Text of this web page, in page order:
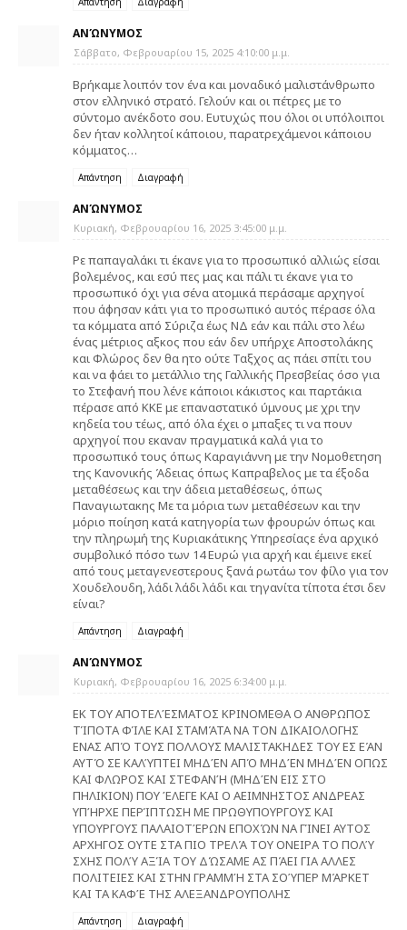
ΑΝΏΝΥΜΟΣ
Σάββατο, Φεβρουαρίου 15, 2025 4:10:00 μ.μ.
Βρήκαμε λοιπόν τον ένα και μοναδικό μαλιστάνθρωπο
στον ελληνικό στρατό. Γελούν και οι πέτρες με το
σύντομο ανέκδοτο σου. Ευτυχώς που όλοι οι υπόλοιποι
δεν ήταν κολλητοί κάποιου, παρατρεχάμενοι κάποιου
κόμματος…
Απάντηση Διαγραφή
ΑΝΏΝΥΜΟΣ
Κυριακή, Φεβρουαρίου 16, 2025 3:45:00 μ.μ.
Ρε παπαγαλάκι τι έκανε για το προσωπικό αλλιώς είσαι
βολεμένος, και εσύ πες μας και πάλι τι έκανε για το
προσωπικό όχι για σένα ατομικά περάσαμε αρχηγοί
που άφησαν κάτι για το προσωπικό αυτός πέρασε όλα
τα κόμματα από Σύριζα έως ΝΔ εάν και πάλι στο λέω
ένας μέτριος αξκος που εάν δεν υπήρχε Αποστολάκης
και Φλώρος δεν θα ητο ούτε Ταξχος ας πάει σπίτι του
και να φάει το μετάλλιο της Γαλλικής Πρεσβείας όσο για
το Στεφανή που λένε κάποιοι κάκιστος και παρτάκια
πέρασε από ΚΚΕ με επαναστατικό ύμνους με χρι την
κηδεία του τέως, από όλα έχει ο μπαξες τι να πουν
αρχηγοί που εκαναν πραγματικά καλά για το
προσωπικό τους όπως Καραγιάννη με την Νομοθετηση
της Κανονικής Άδειας όπως Καπραβελος με τα έξοδα
μεταθέσεως και την άδεια μεταθέσεως, όπως
Παναγιωτακης Με τα μόρια των μεταθέσεων και την
μόριο ποίηση κατά κατηγορία των φρουρών όπως και
την πληρωμή της Κυριακάτικης Υπηρεσίαςε ένα αρχικό
συμβολικό πόσο των 14 Ευρώ για αρχή και έμεινε εκεί
από τους μεταγενεστερους ξανά ρωτάω τον φίλο για τον
Χουδελουδη, λάδι λάδι λάδι και τηγανίτα τίποτα έτσι δεν
είναι?
Απάντηση Διαγραφή
ΑΝΏΝΥΜΟΣ
Κυριακή, Φεβρουαρίου 16, 2025 6:34:00 μ.μ.
ΕΚ ΤΟΥ ΑΠΟΤΕΛΈΣΜΑΤΟΣ ΚΡΙΝΟΜΕΘΑ Ο ΑΝΘΡΩΠΟΣ
ΤΊΠΟΤΑ ΦΊΛΕ ΚΑΙ ΣΤΑΜΆΤΑ ΝΑ ΤΟΝ ΔΙΚΑΙΟΛΟΓΗΣ
ΕΝΑΣ ΑΠΌ ΤΟΥΣ ΠΟΛΛΟΥΣ ΜΑΛΙΣΤΑΚΗΔΕΣ ΤΟΥ ΕΣ ΕΆΝ
ΑΥΤΌ ΣΕ ΚΑΛΎΠΤΕΙ ΜΗΔΈΝ ΑΠΌ ΜΗΔΈΝ ΜΗΔΈΝ ΟΠΩΣ
ΚΑΙ ΦΛΩΡΟΣ ΚΑΙ ΣΤΕΦΑΝΉ (ΜΗΔΈΝ ΕΙΣ ΣΤΟ
ΠΗΛΙΚΙΟΝ) ΠΟΥ ΈΛΕΓΕ ΚΑΙ Ο ΑΕΙΜΝΗΣΤΟΣ ΑΝΔΡΕΑΣ
ΥΠΉΡΧΕ ΠΕΡΊΠΤΩΣΗ ΜΕ ΠΡΩΘΥΠΟΥΡΓΟΥΣ ΚΑΙ
ΥΠΟΥΡΓΟΥΣ ΠΑΛΑΙΟΤΈΡΩΝ ΕΠΟΧΏΝ ΝΑ ΓΊΝΕΙ ΑΥΤΟΣ
ΑΡΧΗΓΟΣ ΟΥΤΕ ΣΤΑ ΠΙΟ ΤΡΕΛΆ ΤΟΥ ΟΝΕΙΡΑ ΤΟ ΠΟΛΎ
ΣΧΗΣ ΠΟΛΎ ΑΞΊΑ ΤΟΥ ΔΏΣΑΜΕ ΑΣ ΠΆΕΙ ΓΙΑ ΑΛΛΕΣ
ΠΟΛΙΤΕΙΕΣ ΚΑΙ ΣΤΗΝ ΓΡΑΜΜΉ ΣΤΑ ΣΟΎΠΕΡ ΜΆΡΚΕΤ
ΚΑΙ ΤΑ ΚΑΦΈ ΤΗΣ ΑΛΕΞΑΝΔΡΟΥΠΟΛΗΣ
Απάντηση Διαγραφή